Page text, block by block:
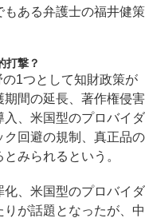
ある弁護士の福井健策
打撃？
1つとして知財政策が
間の延長、著作権侵害
、米国型のプロバイダ
回避の規制、真正品の
みられるという。
、米国型のプロバイダ
が話題となったが、中